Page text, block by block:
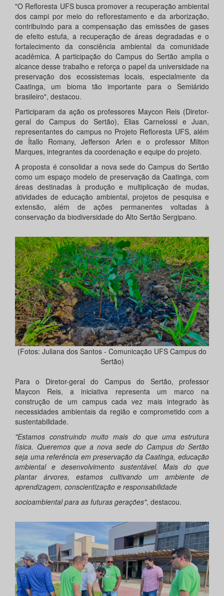
"O Refloresta UFS busca promover a recuperação ambiental
dos campi por meio do reflorestamento e da arborização,
contribuindo para a compensação das emissões de gases
de efeito estufa, a recuperação de áreas degradadas e o
fortalecimento da consciência ambiental da comunidade
acadêmica. A participação do Campus do Sertão amplia o
alcance desse trabalho e reforça o papel da universidade na
preservação dos ecossistemas locais, especialmente da
Caatinga, um bioma tão importante para o Semiárido
brasileiro", destacou.
Participaram da ação os professores Maycon Reis (Diretor-
geral do Campus do Sertão), Elias Carnelossi e Juan,
representantes do campus no Projeto Refloresta UFS, além
de Ítallo Romany, Jefferson Arlen e o professor Milton
Marques, integrantes da coordenação e equipe do projeto.
A proposta é consolidar a nova sede do Campus do Sertão
como um espaço modelo de preservação da Caatinga, com
áreas destinadas à produção e multiplicação de mudas,
atividades de educação ambiental, projetos de pesquisa e
extensão, além de ações permanentes voltadas à
conservação da biodiversidade do Alto Sertão Sergipano.
(Fotos: Juliana dos Santos - Comunicação UFS Campus do
Sertão)
Para o Diretor-geral do Campus do Sertão, professor
Maycon Reis, a iniciativa representa um marco na
construção de um campus cada vez mais integrado às
necessidades ambientais da região e comprometido com a
sustentabilidade.
"Estamos construindo muito mais do que uma estrutura
física. Queremos que a nova sede do Campus do Sertão
seja uma referência em preservação da Caatinga, educação
ambiental e desenvolvimento sustentável. Mais do que
plantar árvores, estamos cultivando um ambiente de
aprendizagem, conscientização e responsabilidade
socioambiental para as futuras gerações", destacou.